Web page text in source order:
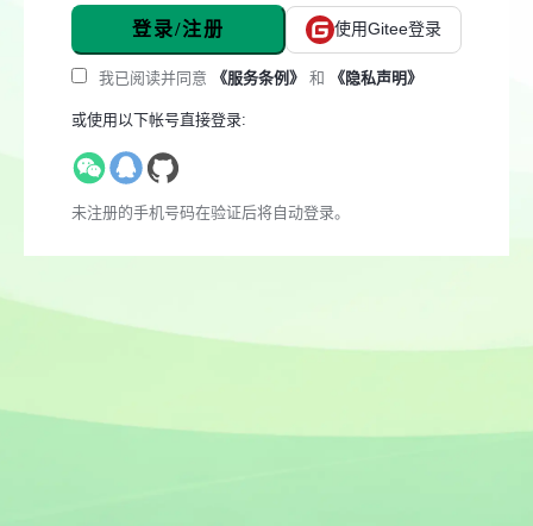
登录/注册 使用Gitee登录
我已阅读并同意 《服务条例》 和 《隐私声明》
或使用以下帐号直接登录:
未注册的手机号码在验证后将自动登录。